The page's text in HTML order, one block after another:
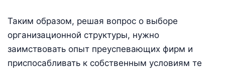
Таким образом, решая вопрос о выборе
организационной структуры, нужно
заимствовать опыт преуспевающих фирм и
приспосабливать к собственным условиям те